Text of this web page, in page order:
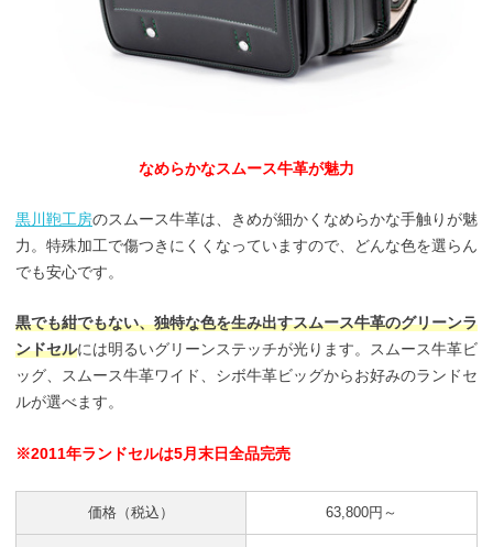
なめらかなスムース牛革が魅力
黒川鞄工房のスムース牛革は、きめが細かくなめらかな手触りが魅
力。特殊加工で傷つきにくくなっていますので、どんな色を選らん
でも安心です。
黒でも紺でもない、独特な色を生み出すスムース牛革のグリーンラ
ンドセルには明るいグリーンステッチが光ります。スムース牛革ビ
ッグ、スムース牛革ワイド、シボ牛革ビッグからお好みのランドセ
ルが選べます。
※2011年ランドセルは5月末日全品完売
価格（税込） 63,800円～